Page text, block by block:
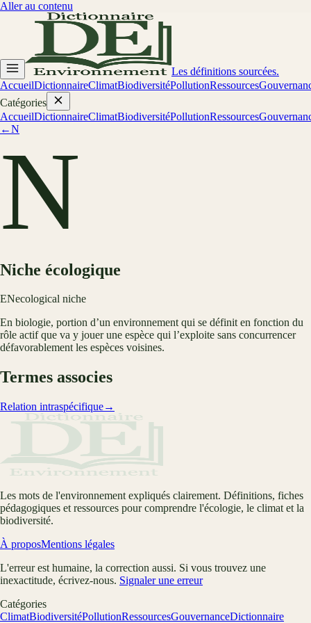
Aller au contenu
Les définitions sourcées.
AccueilDictionnaireClimatBiodiversitéPollutionRessources
Catégories
AccueilDictionnaireClimatBiodiversitéPollutionRessources
←N
N
Niche écologique
ENecological niche
En biologie, portion d’un environnement qui se définit en fonction du
rôle actif que va y jouer une espèce qui l’exploite sans concurrencer
défavorablement les espèces voisines.
Termes associes
Relation intraspécifique→
Les mots de l'environnement expliqués clairement. Définitions, fiches
pédagogiques et ressources pour comprendre l'écologie, le climat et la
biodiversité.
À proposMentions légales
L'erreur est humaine, la correction aussi. Si vous trouvez une
inexactitude, écrivez-nous. Signaler une erreur
Catégories
ClimatBiodiversitéPollutionRessourcesGouvernanceDictionnaire